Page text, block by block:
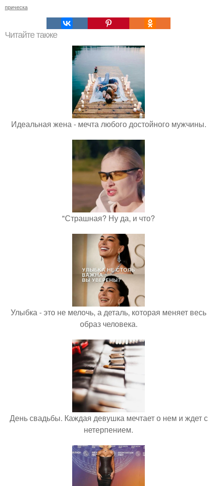
прическа
Читайте также
Идеальная жена - мечта любого достойного мужчины.
"Страшная? Ну да, и что?
Улыбка - это не мелочь, а деталь, которая меняет весь
образ человека.
День свадьбы. Каждая девушка мечтает о нем и ждет с
нетерпением.